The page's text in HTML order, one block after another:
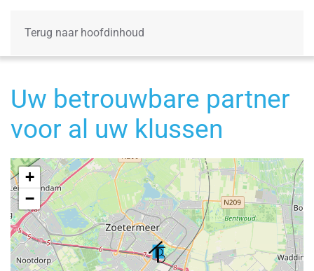
Terug naar hoofdinhoud
Uw betrouwbare partner
voor al uw klussen
+
−